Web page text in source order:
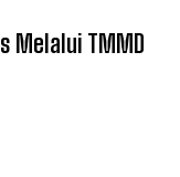
Melalui TMMD